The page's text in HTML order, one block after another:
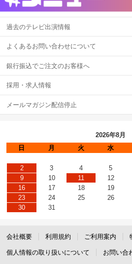
過去のテレビ出演情報
よくあるお問い合わせについて
銀行振込でご注文のお客様へ
採用・求人情報
メールマガジン配信停止
2026年8月
日
月 火 水
2
3 4 5
9
10 11 12
16
17 18 19
23
24 25 26
30
31
会社概要 利用規約 ご利用案内
個人情報の取り扱いについて お問い合